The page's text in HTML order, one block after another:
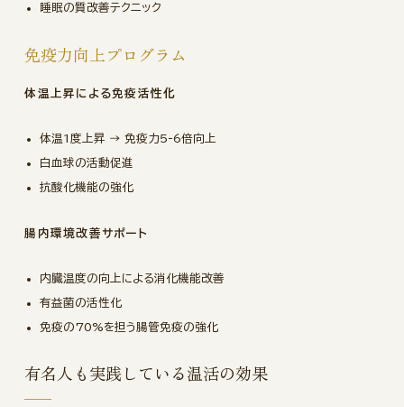
睡眠の質改善テクニック
免疫力向上プログラム
体温上昇による免疫活性化
体温1度上昇 → 免疫力5-6倍向上
白血球の活動促進
抗酸化機能の強化
腸内環境改善サポート
内臓温度の向上による消化機能改善
有益菌の活性化
免疫の70%を担う腸管免疫の強化
有名人も実践している温活の効果